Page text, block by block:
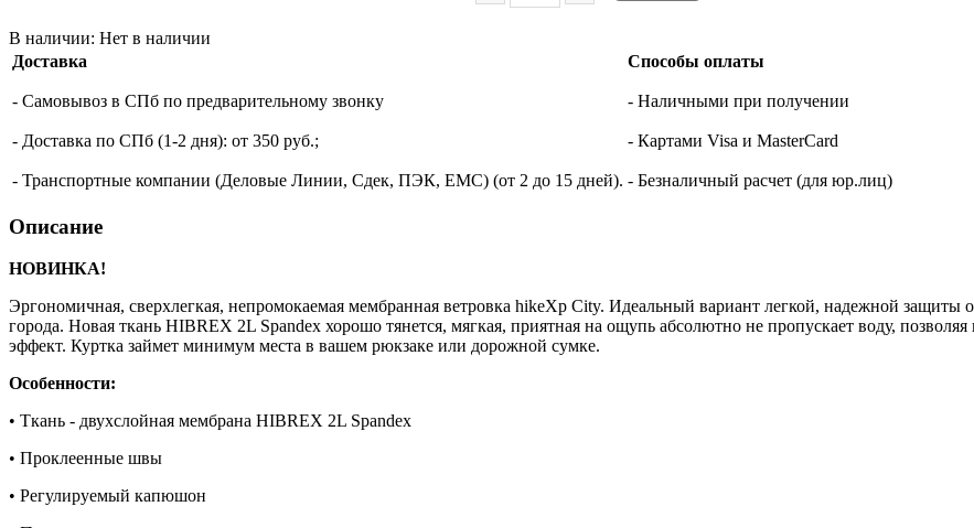
В наличии: Нет в наличии
Доставка
- Самовывоз в СПб по предварительному звонку
- Доставка по СПб (1-2 дня): от 350 руб.;
- Транспортные компании (Деловые Линии, Сдек, ПЭК, ЕМС) (от 2 до 15 дней).
Способы оплаты
- Наличными при получении
- Картами Visa и MasterCard
- Безналичный расчет (для юр.лиц)
Описание
НОВИНКА!
Эргономичная, сверхлегкая, непромокаемая мембранная ветровка hikeXp City. Идеальный вариант легкой, надежной защиты
города. Новая ткань HIBREX 2L Spandex хорошо тянется, мягкая, приятная на ощупь абсолютно не пропускает воду,
эффект. Куртка займет минимум места в вашем рюкзаке или дорожной сумке.
Особенности:
• Ткань - двухслойная мембрана HIBREX 2L Spandex
• Проклеенные швы
• Регулируемый капюшон